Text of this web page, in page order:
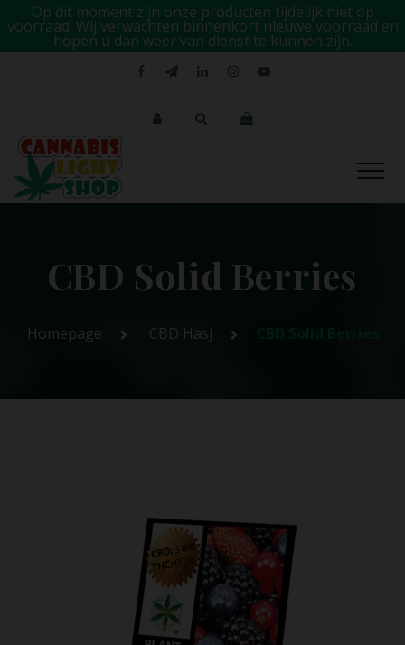
Op dit moment zijn onze producten tijdelijk niet op
voorraad. Wij verwachten binnenkort nieuwe voorraad en
hopen u dan weer van dienst te kunnen zijn.
CBD Solid Berries
Homepage CBD Hasj